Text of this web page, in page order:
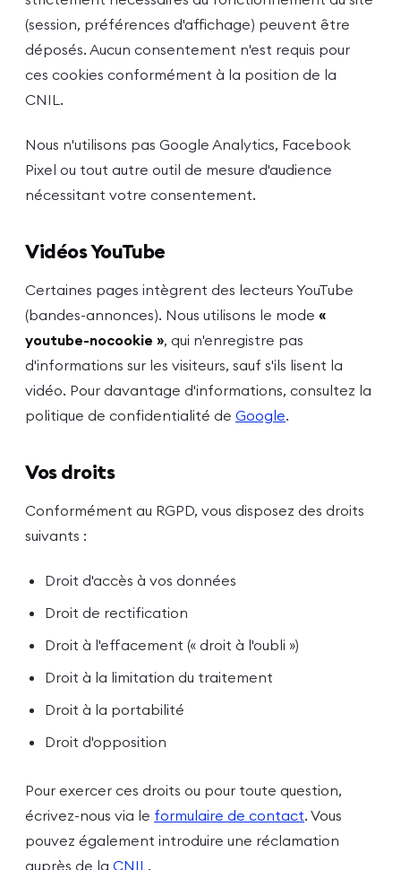
(session, préférences d'affichage) peuvent être
déposés. Aucun consentement n'est requis pour
ces cookies conformément à la position de la
CNIL.
Nous n'utilisons pas Google Analytics, Facebook
Pixel ou tout autre outil de mesure d'audience
nécessitant votre consentement.
Vidéos YouTube
Certaines pages intègrent des lecteurs YouTube
(bandes-annonces). Nous utilisons le mode «
youtube-nocookie », qui n'enregistre pas
d'informations sur les visiteurs, sauf s'ils lisent la
vidéo. Pour davantage d'informations, consultez la
politique de confidentialité de Google.
Vos droits
Conformément au RGPD, vous disposez des droits
suivants :
Droit d'accès à vos données
Droit de rectification
Droit à l'effacement (« droit à l'oubli »)
Droit à la limitation du traitement
Droit à la portabilité
Droit d'opposition
Pour exercer ces droits ou pour toute question,
écrivez-nous via le formulaire de contact. Vous
pouvez également introduire une réclamation
auprès de la CNIL .